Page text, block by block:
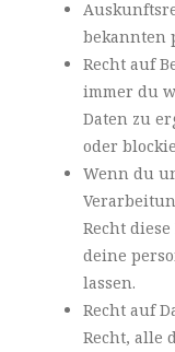
bekannten
Recht auf
immer du
Daten zu
oder
Wenn du
Recht
deine
lassen.
Recht auf
Recht, alle